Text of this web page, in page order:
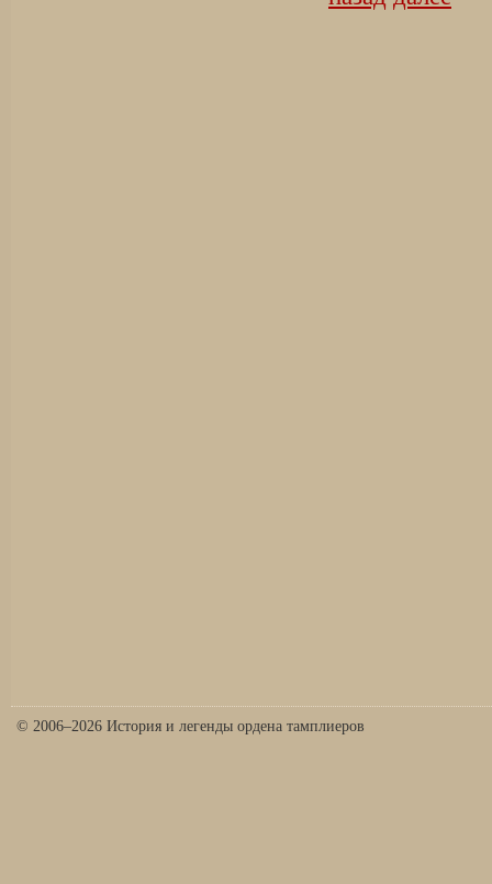
© 2006–2026 История и легенды ордена тамплиеров